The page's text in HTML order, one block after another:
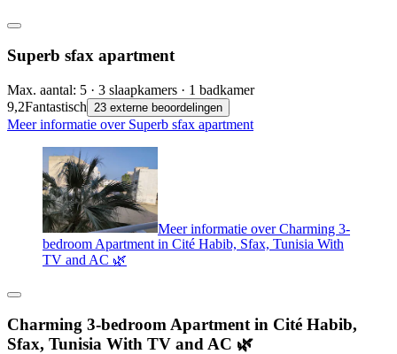
Superb sfax apartment
Max. aantal: 5 · 3 slaapkamers · 1 badkamer
9,2Fantastisch 23 externe beoordelingen
Meer informatie over Superb sfax apartment
Meer informatie over Charming 3-
bedroom Apartment in Cité Habib, Sfax, Tunisia With
TV and AC 🌿
Charming 3-bedroom Apartment in Cité Habib,
Sfax, Tunisia With TV and AC 🌿